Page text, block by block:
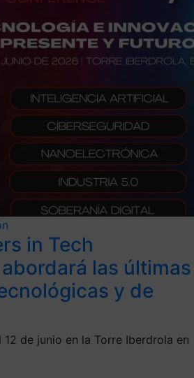
in Tech
las últimas
y de
de junio en la Torre Iberdrola en